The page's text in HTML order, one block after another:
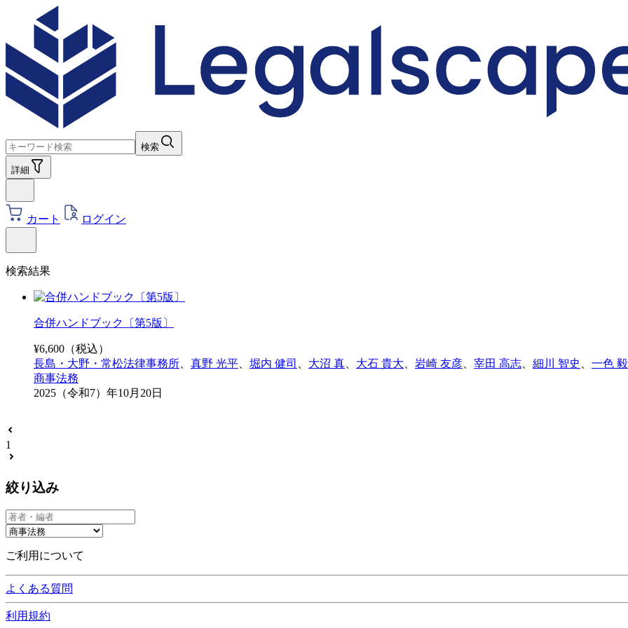
検索
詳細
カート ログイン
検索結果
合併ハンドブック〔第5版〕
¥6,600 （税込）
長島・大野・常松法律事務所
真野 光平 堀内 健司 大沼 真 大石 貴大 岩崎 友彦 宰田 高志 細川 智史 一色 毅
商事法務
2025（令和7）年10月20日
1
絞り込み
ご利用について
よくある質問
利用規約